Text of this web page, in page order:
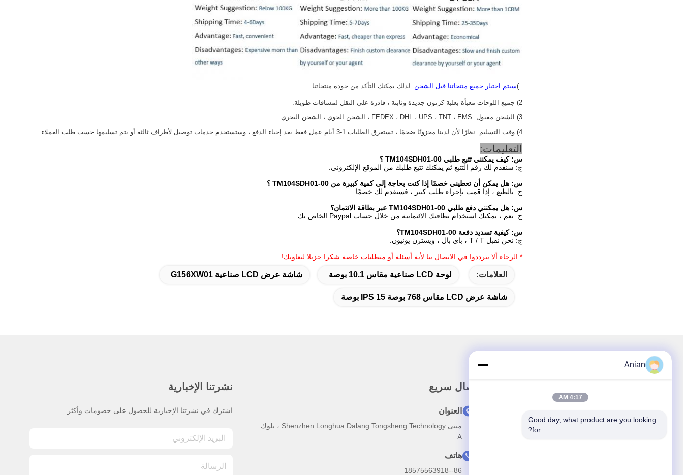
سيتم اختبار جميع منتجاتنا قبل الشحن .لذلك يمكنك التأكد من جودة منتجاتنا
2) جميع اللوحات معبأة بعلبة كرتون جديدة وثابتة ، قادرة على النقل لمسافات طويلة.
3) الشحن مقبول: FEDEX ، DHL ، UPS ، TNT ، EMS ، الشحن الجوي ، الشحن البحري
4) وقت التسليم: نظرًا لأن لدينا مخزونًا ضخمًا ، تستغرق الطلبات 1-3 أيام عمل فقط بعد إحياء الدفع ، وستستخدم خدمات توصيل لأطراف ثالثة أو يتم تسليمها حسب طلب العملاء.
التعليمات:
س: كيف يمكنني تتبع طلبي TM104SDH01-00
؟
ج: سنقدم لك رقم التتبع ثم يمكنك تتبع طلبك من الموقع الإلكتروني.
س: هل يمكن أن تعطيني خصمًا إذا كنت بحاجة إلى كمية كبيرة من TM104SDH01-00
؟
ج: بالطبع ، إذا قمت بإجراء طلب كبير ، فسنقدم لك خصمًا.
س: هل يمكنني دفع طلبي TM104SDH01-00 عبر بطاقة الائتمان؟
ج: نعم ، يمكنك استخدام بطاقتك الائتمانية من خلال حساب Paypal الخاص بك.
س: كيفية تسديد دفعة TM104SDH01-00؟
ج: نحن نقبل T / T ، باي بال ، ويسترن يونيون.
* الرجاء ألا يترددوا في الاتصال بنا لأية أسئلة أو متطلبات خاصة.شكرا جزيلا لتعاونك!
العلامات: لوحة LCD صناعية مقاس 10.1 بوصة شاشة عرض LCD صناعية G156XW01
شاشة عرض LCD مقاس 768 بوصة IPS 15 بوصة
اتصال سريع
العنوان
مبنى Shenzhen Longhua Dalang Tongsheng Technology ، بلوك
A
هاتف
86--18575563918
نشرتنا الإخبارية
اشترك في نشرتنا الإخبارية للحصول على خصومات وأكثر.
Anian
4:17 AM
Good day, what product are you looking
for?